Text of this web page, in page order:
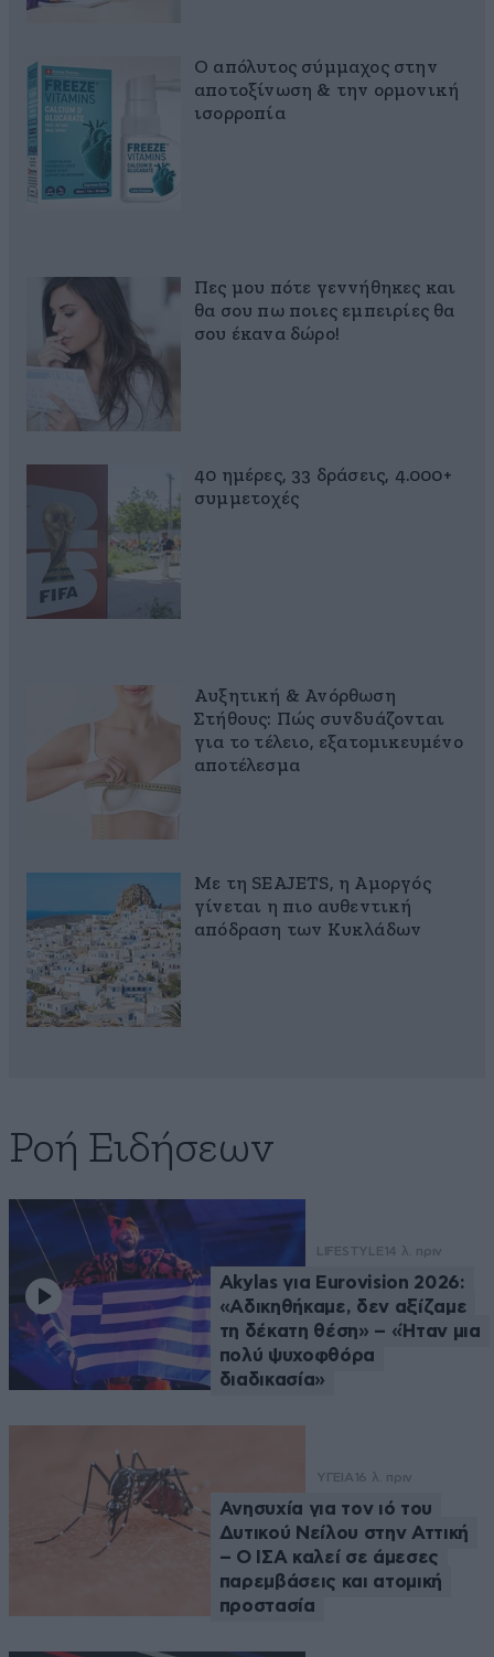
Ο απόλυτος σύμμαχος στην
αποτοξίνωση & την ορμονική
ισορροπία
Πες μου πότε γεννήθηκες και
θα σου πω ποιες εμπειρίες θα
σου έκανα δώρο!
40 ημέρες, 33 δράσεις, 4.000+
συμμετοχές
Αυξητική & Ανόρθωση
Στήθους: Πώς συνδυάζονται
για το τέλειο, εξατομικευμένο
αποτέλεσμα
Με τη SEAJETS, η Αμοργός
γίνεται η πιο αυθεντική
απόδραση των Κυκλάδων
Ροή Ειδήσεων
LIFESTYLE 14 λ. πριν
Akylas για Eurovision 2026:
«Aδικηθήκαμε, δεν αξίζαμε
τη δέκατη θέση» – «Ήταν μια
πολύ ψυχοφθόρα
διαδικασία»
ΥΓΕΙΑ 16 λ. πριν
Ανησυχία για τον ιό του
Δυτικού Νείλου στην Αττική
– Ο ΙΣΑ καλεί σε άμεσες
παρεμβάσεις και ατομική
προστασία